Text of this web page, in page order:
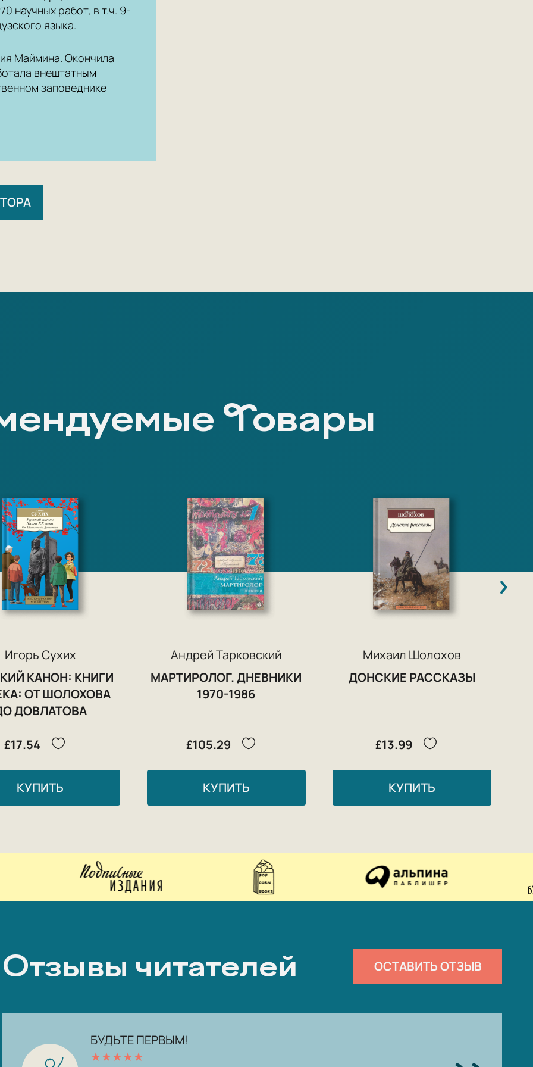
научных работ, в т.ч. 9-
языка.
Маймина. Окончила
внештатным
заповеднике
Товары
Игорь Сухих
КАНОН: КНИГИ
ОТ ШОЛОХОВА
ДОВЛАТОВА
£17.54
КУПИТЬ
Андрей Тарковский
МАРТИРОЛОГ. ДНЕВНИКИ
1970-1986
£105.29
КУПИТЬ
Михаил Шолохов
ДОНСКИЕ РАССКАЗЫ
£13.99
КУПИТЬ
Отзывы читателей ОСТАВИТЬ ОТЗЫВ
БУДЬТЕ ПЕРВЫМ!
★★★★★